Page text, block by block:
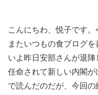
こんにちわ、悦子です
またいつもの食ブログ
いよ昨日安部さんが退
任命されて新しい内閣
で読んだのだが、今回